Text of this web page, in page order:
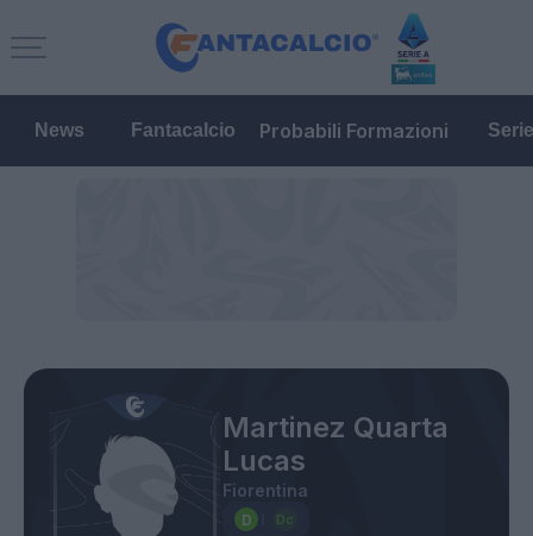
News Fantacalcio Probabili Formazioni
Martinez Quarta
Lucas
Fiorentina